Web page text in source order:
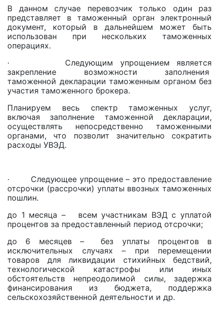
В данном случае перевозчик только один раз
представляет в таможенный орган электронный
документ, который в дальнейшем может быть
использован при нескольких таможенных
операциях.
· Следующим упрощением является
закрепление возможности заполнения
таможенной декларации таможенным органом без
участия таможенного брокера.
Планируем весь спектр таможенных услуг,
включая заполнение таможенной декларации,
осуществлять непосредственно таможенными
органами, что позволит значительно сократить
расходы УВЭД.
· Следующее упрощение – это предоставление
отсрочки (рассрочки) уплаты ввозных таможенных
пошлин.
до 1 месяца – всем участникам ВЭД с уплатой
процентов за предоставленный период отсрочки;
до 6 месяцев – без уплаты процентов в
исключительных случаях – при перемещении
товаров для ликвидации стихийных бедствий,
технологической катастрофы или иных
обстоятельств непреодолимой силы, задержка
финансирования из бюджета, поддержка
сельскохозяйственной деятельности и др.